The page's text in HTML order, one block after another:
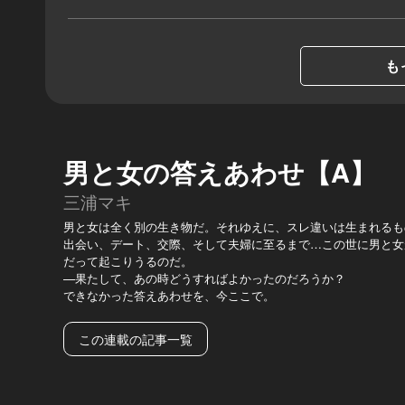
男と女の答えあわせ【A】
三浦マキ
男と女は全く別の生き物だ。それゆえに、スレ違いは生まれる
出会い、デート、交際、そして夫婦に至るまで…この世に男と
だって起こりうるのだ。
—果たして、あの時どうすればよかったのだろうか？
できなかった答えあわせを、今ここで。
この連載の記事一覧